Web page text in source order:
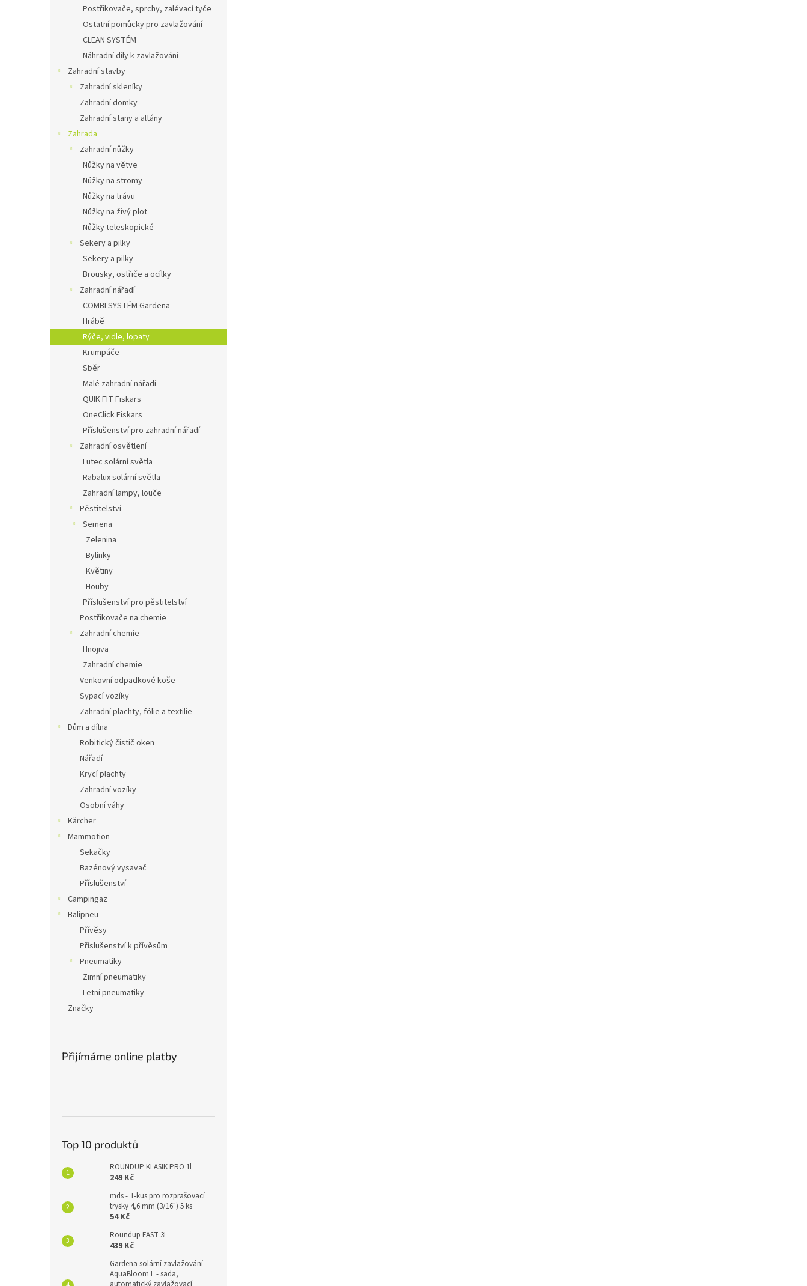
Postřikovače, sprchy, zalévací tyče
Ostatní pomůcky pro zavlažování
CLEAN SYSTÉM
Náhradní díly k zavlažování
Zahradní stavby
Zahradní skleníky
Zahradní domky
Zahradní stany a altány
Zahrada
Zahradní nůžky
Nůžky na větve
Nůžky na stromy
Nůžky na trávu
Nůžky na živý plot
Nůžky teleskopické
Sekery a pilky
Sekery a pilky
Brousky, ostřiče a ocílky
Zahradní nářadí
COMBI SYSTÉM Gardena
Hrábě
Rýče, vidle, lopaty
Krumpáče
Sběr
Malé zahradní nářadí
QUIK FIT Fiskars
OneClick Fiskars
Příslušenství pro zahradní nářadí
Zahradní osvětlení
Lutec solární světla
Rabalux solární světla
Zahradní lampy, louče
Pěstitelství
Semena
Zelenina
Bylinky
Květiny
Houby
Příslušenství pro pěstitelství
Postřikovače na chemie
Zahradní chemie
Hnojiva
Zahradní chemie
Venkovní odpadkové koše
Sypací vozíky
Zahradní plachty, fólie a textilie
Dům a dílna
Robitický čistič oken
Nářadí
Krycí plachty
Zahradní vozíky
Osobní váhy
Kärcher
Mammotion
Sekačky
Bazénový vysavač
Příslušenství
Campingaz
Balipneu
Přívěsy
Příslušenství k přívěsům
Pneumatiky
Zimní pneumatiky
Letní pneumatiky
Značky
Přijímáme online platby
Top 10 produktů
ROUNDUP KLASIK PRO 1l
249 Kč
mds - T-kus pro rozprašovací
trysky 4,6 mm (3/16") 5 ks
54 Kč
Roundup FAST 3L
439 Kč
Gardena solární zavlažování
AquaBloom L - sada,